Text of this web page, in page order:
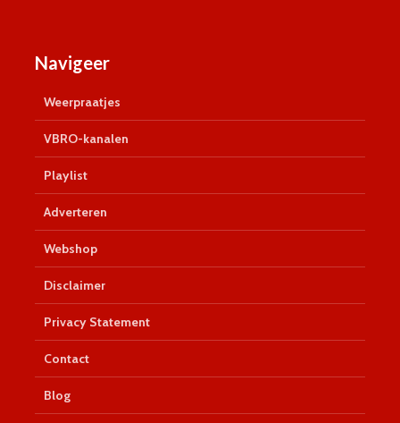
Navigeer
Weerpraatjes
VBRO-kanalen
Playlist
Adverteren
Webshop
Disclaimer
Privacy Statement
Contact
Blog